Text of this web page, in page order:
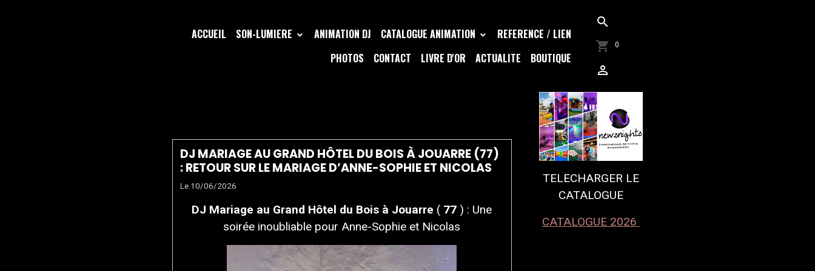
ACCUEIL SON-LUMIERE ANIMATION DJ CATALOGUE ANIMATION
REFERENCE / LIEN
PHOTOS
CONTACT LIVRE D'OR ACTUALITE BOUTIQUE
0
DJ MARIAGE AU GRAND HÔTEL DU BOIS À JOUARRE (77)
: RETOUR SUR LE MARIAGE D’ANNE-SOPHIE ET NICOLAS
Le 10/06/2026
DJ Mariage au Grand Hôtel du Bois à Jouarre ( 77 ) : Une
soirée inoubliable pour Anne-Sophie et Nicolas
TELECHARGER LE
CATALOGUE
CATALOGUE 2026